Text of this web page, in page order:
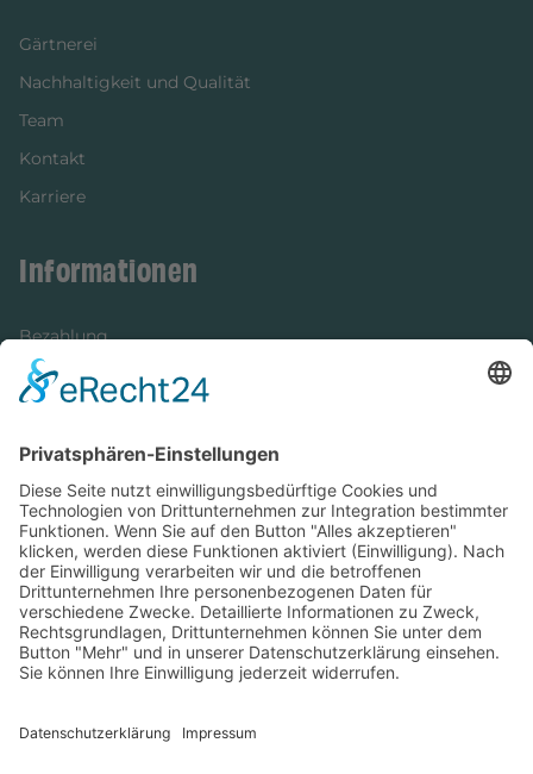
Gärtnerei
Nachhaltigkeit und Qualität
Team
Kontakt
Karriere
Informationen
Bezahlung
Newsletter
Versandinformationen
Verfügbarkeit/Verträglichkeit
Rechtliches
Widerrufsrecht und Widerrufsformular
Impressum
Datenschutzerklärung
Cookie-Einstellungen